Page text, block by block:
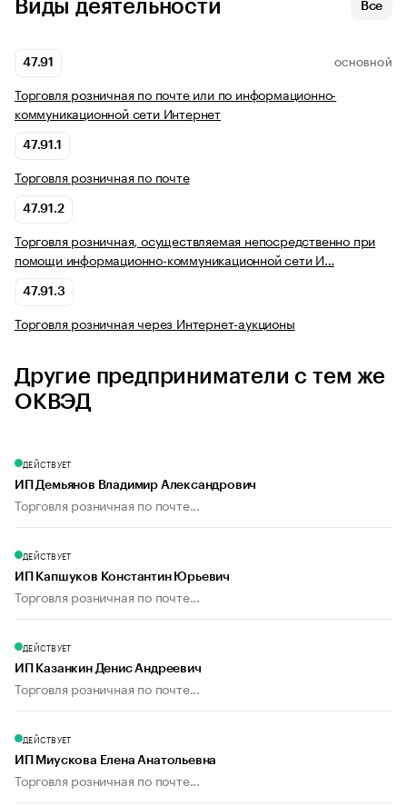
Виды деятельности Все
47.91 ОСНОВНОЙ
Торговля розничная по почте или по информационно-
коммуникационной сети Интернет
47.91.1
Торговля розничная по почте
47.91.2
Торговля розничная, осуществляемая непосредственно при
помощи информационно-коммуникационной сети И…
47.91.3
Торговля розничная через Интернет-аукционы
Другие предприниматели с тем же
ОКВЭД
ДЕЙСТВУЕТ
ИП Демьянов Владимир Александрович
Торговля розничная по почте...
ДЕЙСТВУЕТ
ИП Капшуков Константин Юрьевич
Торговля розничная по почте...
ДЕЙСТВУЕТ
ИП Казанкин Денис Андреевич
Торговля розничная по почте...
ДЕЙСТВУЕТ
ИП Миускова Елена Анатольевна
Торговля розничная по почте...